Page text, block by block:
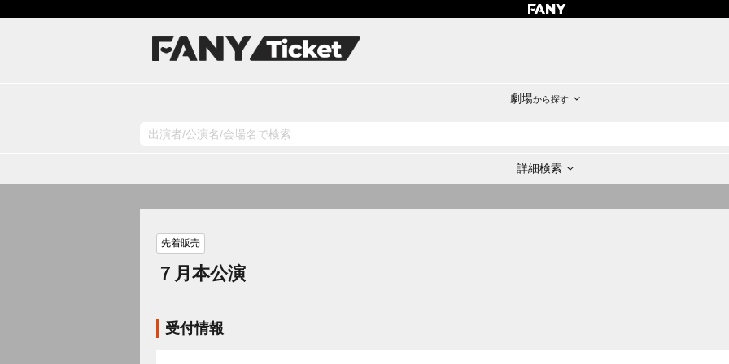
劇場から探す
詳細検索
先着販売
７月本公演
受付情報